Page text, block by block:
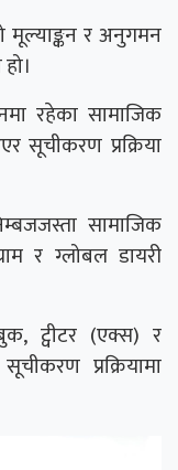
मूल्याङ्कन र अनुगमन
रहेका सामाजिक
सूचीकरण प्रक्रिया
सामाजिक
र ग्लोबल डायरी
ट्वीटर (एक्स) र
प्रक्रियामा